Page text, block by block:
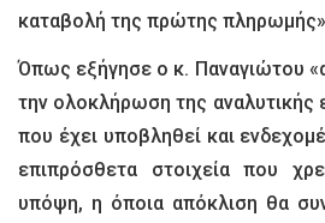
καταβολή της πρώτης
Όπως εξήγησε ο κ. Παναγιώτου
την ολοκλήρωση της αναλυτικής
που έχει υποβληθεί και
επιπρόσθετα στοιχεία που
υπόψη, η όποια απόκλιση θα